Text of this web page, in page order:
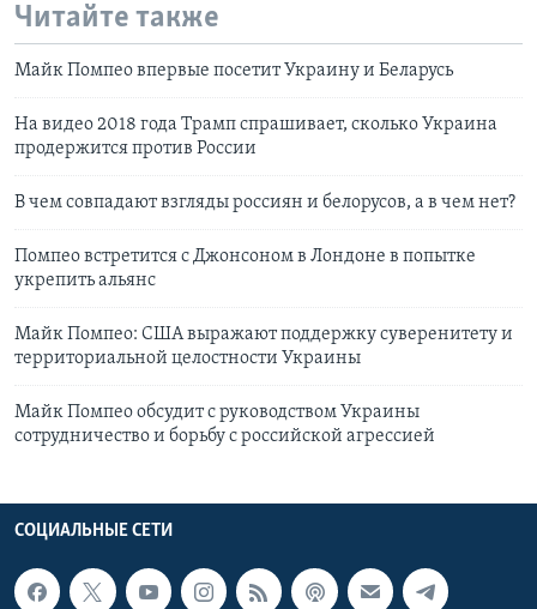
Читайте также
Майк Помпео впервые посетит Украину и Беларусь
На видео 2018 года Трамп спрашивает, сколько Украина
продержится против России
В чем совпадают взгляды россиян и белорусов, а в чем нет?
Помпео встретится с Джонсоном в Лондоне в попытке
укрепить альянс
Майк Помпео: США выражают поддержку суверенитету и
территориальной целостности Украины
Майк Помпео обсудит с руководством Украины
сотрудничество и борьбу с российской агрессией
СОЦИАЛЬНЫЕ СЕТИ